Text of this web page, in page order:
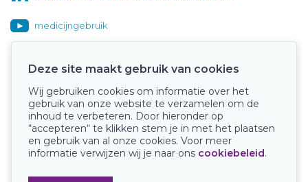
medicijngebruik
Onze keurmerken
Deze site maakt gebruik van cookies
Wij gebruiken cookies om informatie over het
gebruik van onze website te verzamelen om de
inhoud te verbeteren. Door hieronder op
“accepteren“ te klikken stem je in met het plaatsen
en gebruik van al onze cookies. Voor meer
informatie verwijzen wij je naar ons cookiebeleid.